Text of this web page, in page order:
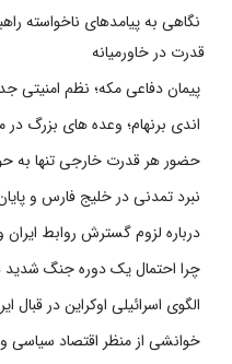
نگاهی به پیامدهای ناخواسته
قدرت در خاورمیانه
پیمان دفاعی مکه؛ نظم امنیتی
اندی برنهام؛ وعده های بزرگ
حضور هر قدرت خارجی تنها به
نبرد تمدنی در خلیج فارس و
درباره لزوم گسترش روابط ایران
چرا احتمال یک دوره جنگ شدید
الگوی اسرائیلی اوکراین در قبال
خوانشی از منظر اقتصاد سیاسی و